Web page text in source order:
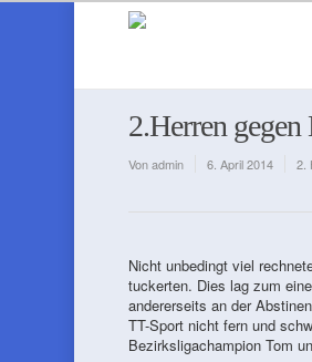
2.Herren gegen
Vonadmin 6. April 2014 2.
Nicht unbedingt viel
tuckerten. Dies lag zum
andererseits an der
TT-Sport nicht fern und
Bezirksligachampion Tom